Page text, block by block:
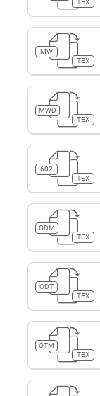
TEX
MW
TEX
MWD
TEX
602
TEX
ODM
TEX
ODT
TEX
OTM
TEX